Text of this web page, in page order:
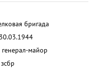
бригада
30.03.1944
генерал-майор